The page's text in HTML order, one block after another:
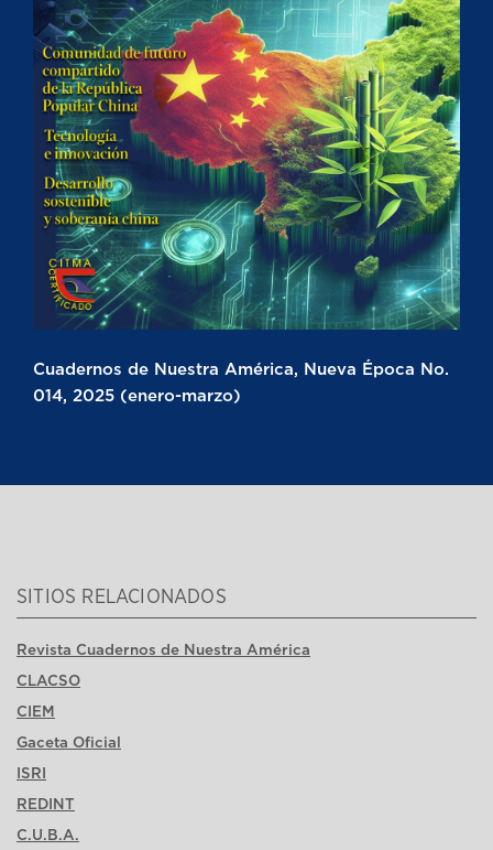
Cuadernos de Nuestra América, Nueva Época No.
014, 2025 (enero-marzo)
SITIOS RELACIONADOS
Revista Cuadernos de Nuestra América
CLACSO
CIEM
Gaceta Oficial
ISRI
REDINT
C.U.B.A.